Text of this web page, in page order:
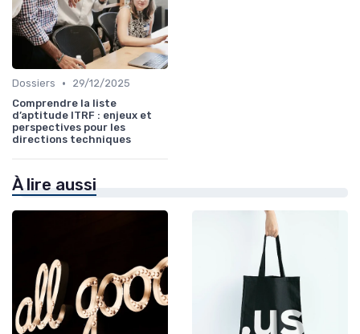
Dossiers •
29/12/2025
Comprendre la liste
d’aptitude ITRF : enjeux et
perspectives pour les
directions techniques
À lire aussi